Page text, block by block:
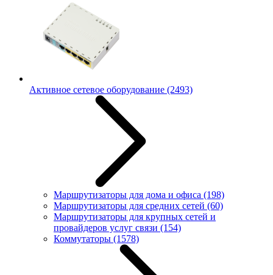
Активное сетевое оборудование (2493)
Маршрутизаторы для дома и офиса (198)
Маршрутизаторы для средних сетей (60)
Маршрутизаторы для крупных сетей и
провайдеров услуг связи (154)
Коммутаторы (1578)